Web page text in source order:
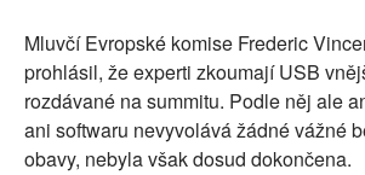
Mluvčí Evropské komise Frederic
prohlásil, že experti zkoumají USB
rozdávané na summitu. Podle něj ale
ani softwaru nevyvolává žádné vážné
obavy, nebyla však dosud dokončena.